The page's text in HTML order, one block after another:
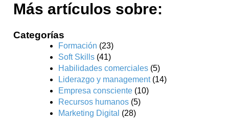
Más artículos sobre:
Categorías
Formación (23)
Soft Skills (41)
Habilidades comerciales (5)
Liderazgo y management(14)
Empresa consciente (10)
Recursos humanos (5)
Marketing Digital (28)